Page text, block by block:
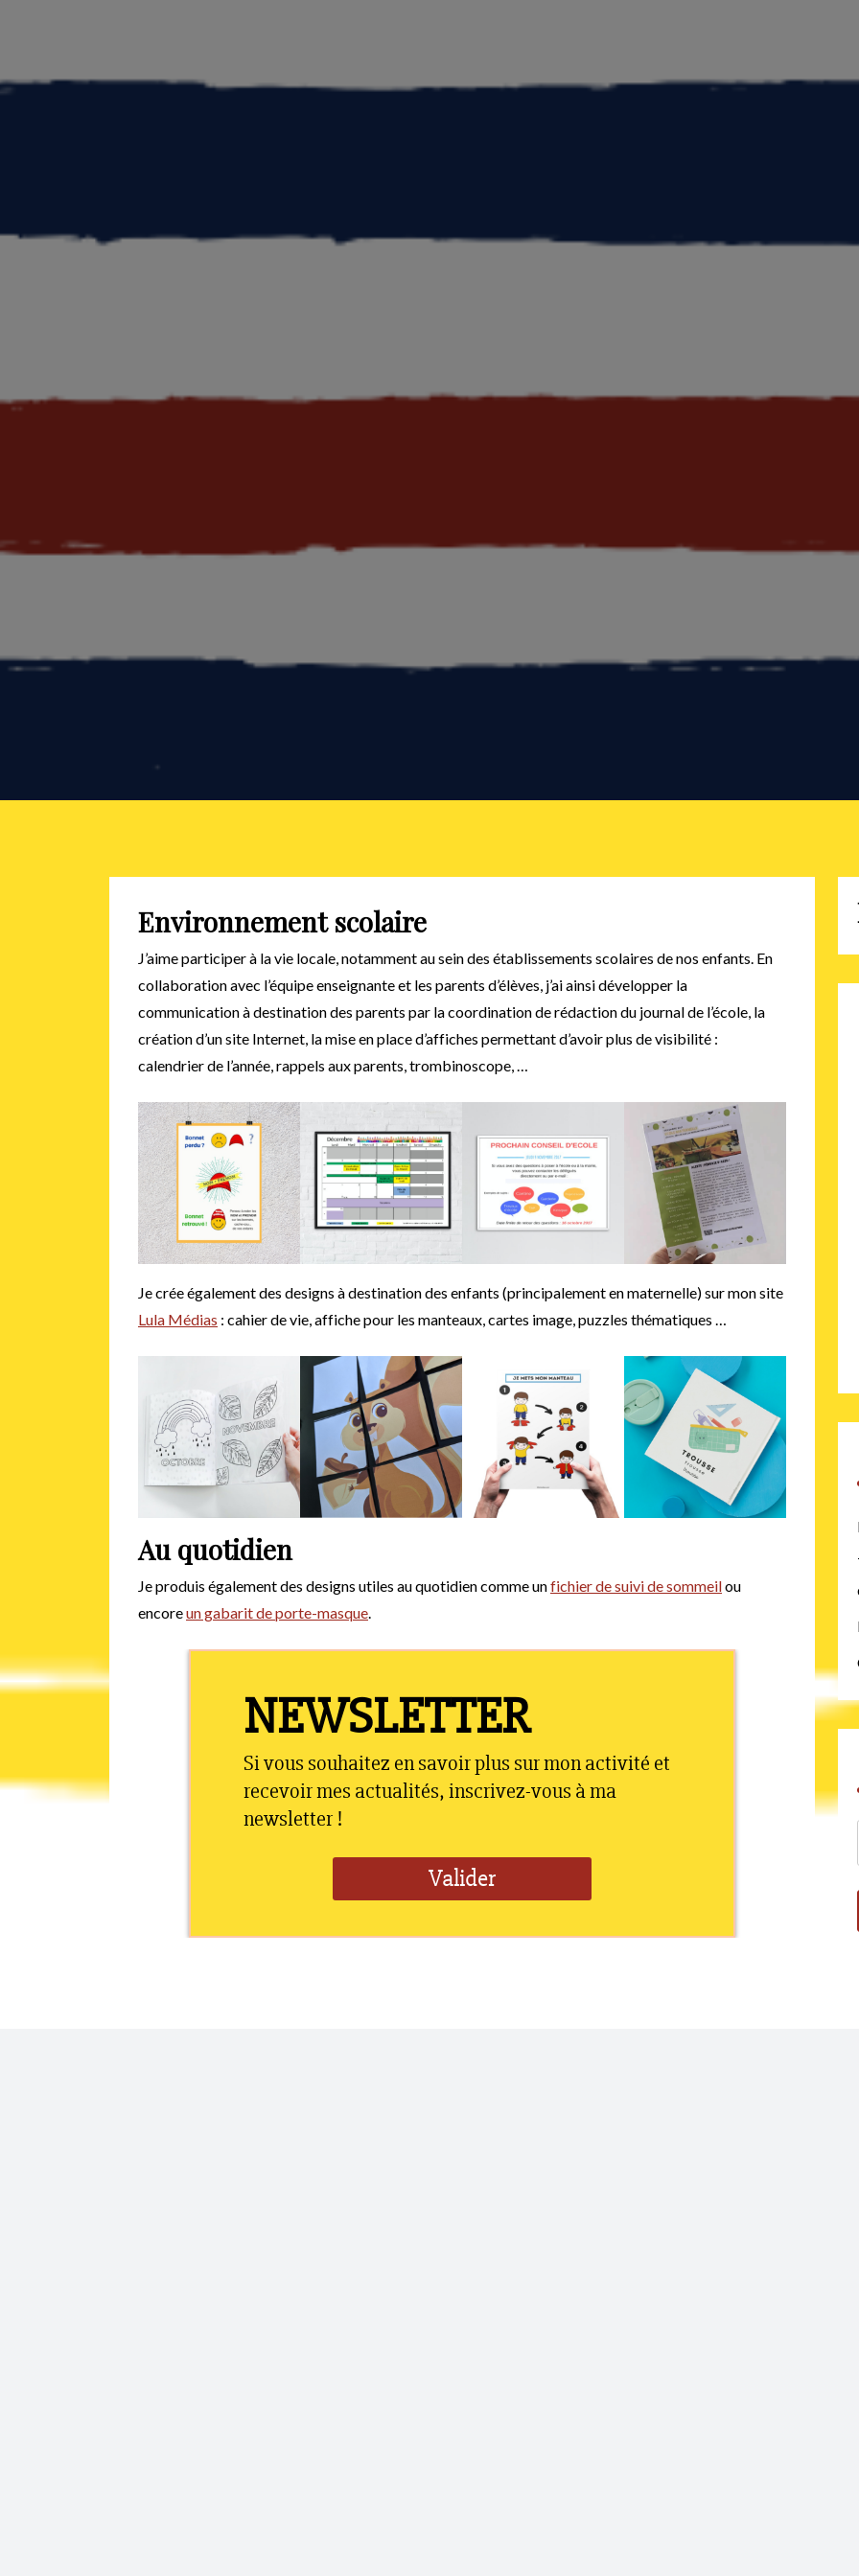
Environnement scolaire
J’aime participer à la vie locale, notamment au sein des établissements scolaires de nos enfants. En
collaboration avec l’équipe enseignante et les parents d’élèves, j’ai ainsi développer la
communication à destination des parents par la coordination de rédaction du journal de l’école, la
création d’un site Internet, la mise en place d’affiches permettant d’avoir plus de visibilité :
calendrier de l’année, rappels aux parents, trombinoscope, …
Je crée également des designs à destination des enfants (principalement en maternelle) sur mon site
Lula Médias : cahier de vie, affiche pour les manteaux, cartes image, puzzles thématiques …
Au quotidien
Je produis également des designs utiles au quotidien comme unfichier de suivi de sommeilou
encoreun gabarit de porte-masque